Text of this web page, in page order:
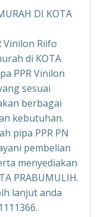
DI KOTA
Vinilon Riifo
di KOTA
PPR Vinilon
sesuai
berbagai
kebutuhan.
pipa PPR PN
pembelian
menyediakan
PRABUMULIH.
lanjut anda